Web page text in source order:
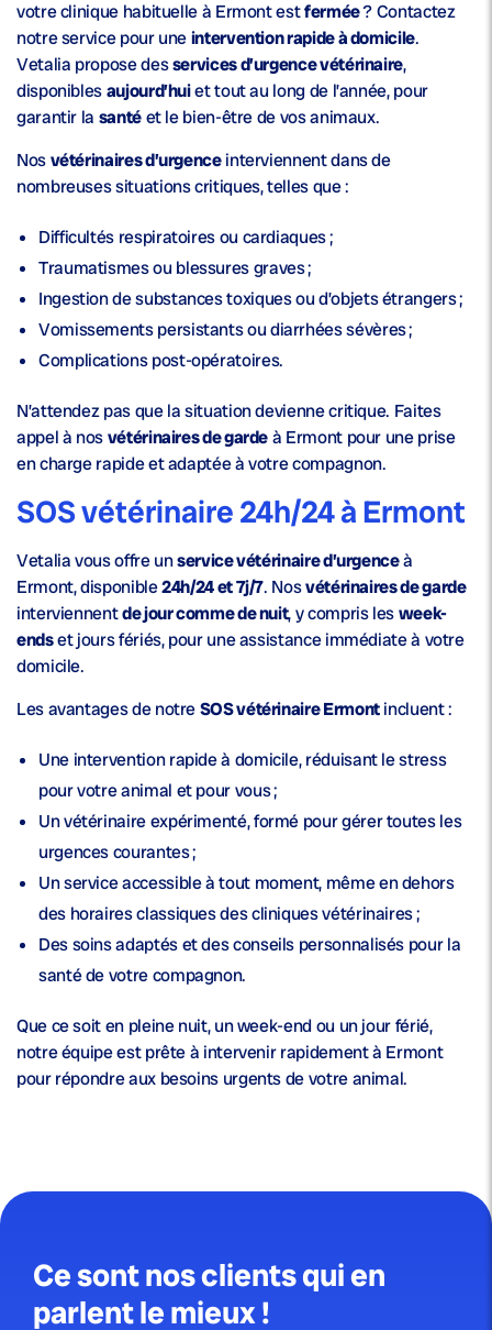
votre clinique habituelle à Ermont estfermée? Contactez
notre service pour uneintervention rapide à domicile.
Vetalia propose desservices d’urgence vétérinaire,
disponiblesaujourd’huiet tout au long de l’année, pour
garantir la santéet le bien-être de vos animaux.
Nosvétérinaires d’urgenceinterviennent dans de
nombreuses situations critiques, telles que :
Difficultés respiratoires ou cardiaques ;
Traumatismes ou blessures graves ;
Ingestion de substances toxiques ou d’objets étrangers ;
Vomissements persistants ou diarrhées sévères ;
Complications post-opératoires.
N’attendez pas que la situation devienne critique. Faites
appel à nosvétérinaires de gardeà Ermont pour une prise
en charge rapide et adaptée à votre compagnon.
SOS vétérinaire 24h/24 à Ermont
Vetalia vous offre unservice vétérinaire d’urgenceà
Ermont, disponible24h/24 et 7j/7. Nosvétérinaires de garde
interviennentde jour comme de nuit, y compris lesweek-
endset jours fériés, pour une assistance immédiate à votre
domicile.
Les avantages de notreSOS vétérinaire Ermontincluent :
Une intervention rapide à domicile, réduisant le stress
pour votre animal et pour vous ;
Unvétérinaire expérimenté, formé pour gérer toutes les
urgences courantes ;
Un service accessible à tout moment, même en dehors
des horaires classiques des cliniques vétérinaires ;
Des soins adaptés et des conseils personnalisés pour la
santéde votre compagnon.
Que ce soit en pleine nuit, un week-end ou un jour férié,
notre équipe est prête à intervenir rapidement à Ermont
pour répondre aux besoins urgents de votre animal.
Ce sont nos clients qui en
parlent le mieux !